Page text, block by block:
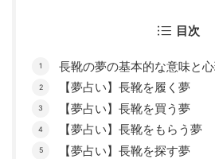
目次
長靴の夢の基本的な意味と
【夢占い】長靴を履く夢
【夢占い】長靴を買う夢
【夢占い】長靴をもらう夢
【夢占い】長靴を探す夢